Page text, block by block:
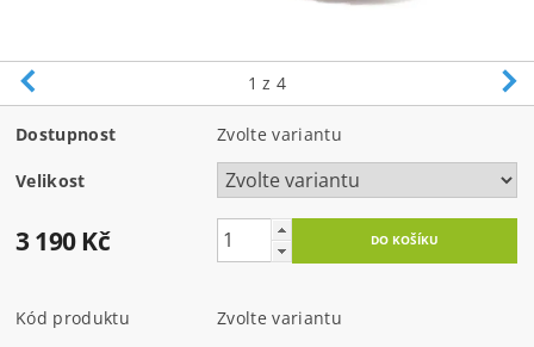
1 z 4
Dostupnost Zvolte variantu
Velikost
3 190 Kč
Kód produktu
Zvolte variantu